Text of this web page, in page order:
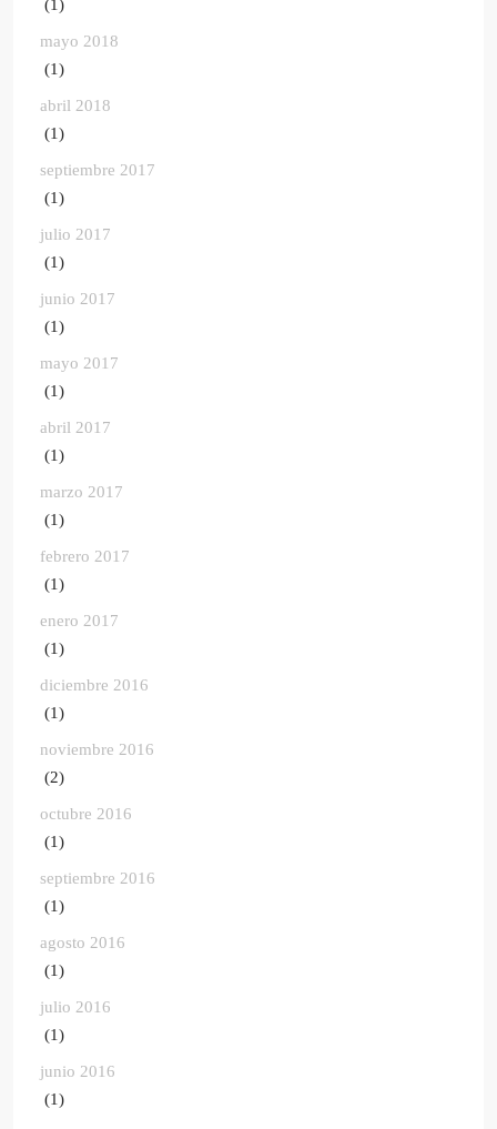
(1)
mayo 2018
(1)
abril 2018
(1)
septiembre 2017
(1)
julio 2017
(1)
junio 2017
(1)
mayo 2017
(1)
abril 2017
(1)
marzo 2017
(1)
febrero 2017
(1)
enero 2017
(1)
diciembre 2016
(1)
noviembre 2016
(2)
octubre 2016
(1)
septiembre 2016
(1)
agosto 2016
(1)
julio 2016
(1)
junio 2016
(1)